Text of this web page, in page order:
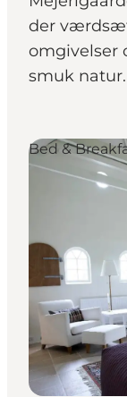
Planlæg
der
omgivelser
smuk natur.
Bed &